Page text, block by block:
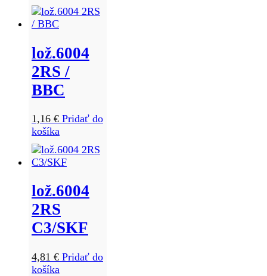
lož.6004
2RS /
BBC
1,16 € Pridať do
košíka
lož.6004
2RS
C3/SKF
4,81 € Pridať do
košíka